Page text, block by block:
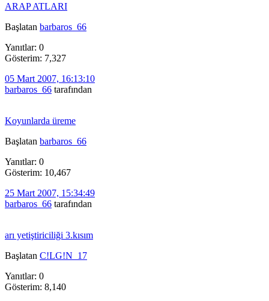
ARAP ATLARI
Başlatan barbaros_66
Yanıtlar: 0
Gösterim: 7,327
05 Mart 2007, 16:13:10
barbaros_66 tarafından
Koyunlarda üreme
Başlatan barbaros_66
Yanıtlar: 0
Gösterim: 10,467
25 Mart 2007, 15:34:49
barbaros_66 tarafından
arı yetiştiriciliği 3.kısım
Başlatan C!LG!N_17
Yanıtlar: 0
Gösterim: 8,140